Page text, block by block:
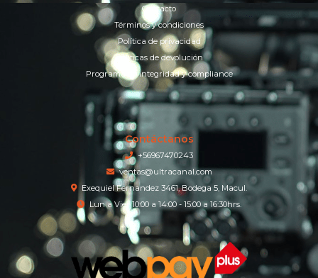
Contacto
Términos y condiciones
Política de privacidad
Políticas de devolución
Programa de integridad y compliance
Contáctanos
+56967470243
ventas@ultracanal.com
Exequiel Fernandez 3461, Bodega 5, Macul.
Lun a Vier 10:00 a 14:00 - 15:00 a 16:30hrs.